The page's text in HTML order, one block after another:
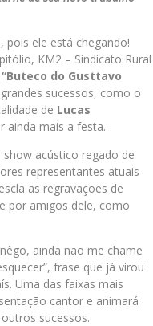
ele está chegando!
KM2 – Sindicato Rural
“Buteco do Gusttavo
sucessos, como o
de Lucas
ainda mais a festa.
acústico regado de
representantes atuais
as regravações de
por amigos dele, como
ainda não me chame
frase que já virou
Uma das faixas mais
cantor e animará
sucessos.